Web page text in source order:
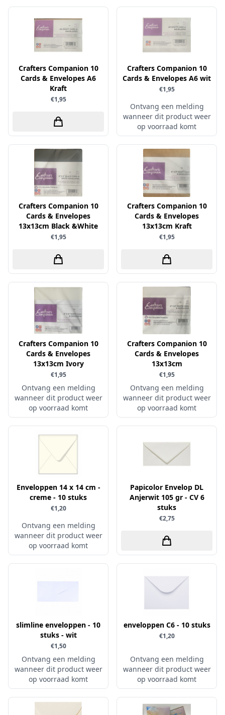
Maja Design
Marianne Design
Memento
Mintay
Nellie Snellen
Nuvo
Overige
Paper Boutique
Paper Favourites
Paperfuel
Papers for You
Piatek13
Prills
Pronty
Ranger
Rayher
Reprint
Scrap-Boys
Sizzix
Sparkles
Spellbinders
Sprinkletz
Starform
Steadler
Stitch & Do
Studio Light
Vaessen Creative
van Gogh
Versa Magic Dew Drop
Versafine
Verschillende
WeR Memory
Crafters Companion 10
Cards & Envelopes A6
Kraft
€1,95
Crafters Companion 10
Cards & Envelopes A6 wit
€1,95
Ontvang een melding
wanneer dit product weer
op voorraad komt
Crafters Companion 10
Cards & Envelopes
13x13cm Black &White
€1,95
Crafters Companion 10
Cards & Envelopes
13x13cm Kraft
€1,95
Crafters Companion 10
Cards & Envelopes
13x13cm Ivory
€1,95
Ontvang een melding
wanneer dit product weer
op voorraad komt
Crafters Companion 10
Cards & Envelopes
13x13cm
€1,95
Ontvang een melding
wanneer dit product weer
op voorraad komt
Enveloppen 14 x 14 cm -
creme - 10 stuks
€1,20
Ontvang een melding
wanneer dit product weer
op voorraad komt
Papicolor Envelop DL
Anjerwit 105 gr - CV 6
stuks
€2,75
slimline enveloppen - 10
stuks - wit
€1,50
Ontvang een melding
wanneer dit product weer
op voorraad komt
enveloppen C6 - 10 stuks
€1,20
Ontvang een melding
wanneer dit product weer
op voorraad komt